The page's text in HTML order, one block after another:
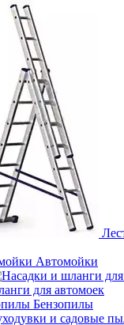
Автомойки
для автомоек
Бензопилы